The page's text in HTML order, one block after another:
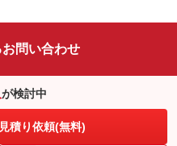
問い合わせ
が検討中
積り依頼(無料)